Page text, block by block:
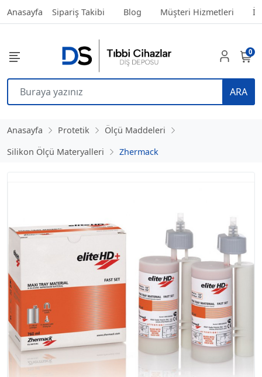
Anasayfa Sipariş Takibi Blog Müşteri Hizmetleri
ARA
0
Anasayfa Protetik
Ölçü Maddeleri
Silikon Ölçü Materyalleri
Zhermack